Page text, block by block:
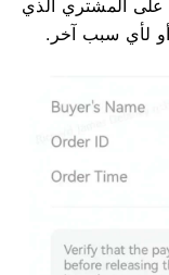
على المشتري الذي
لأي سبب آخر.